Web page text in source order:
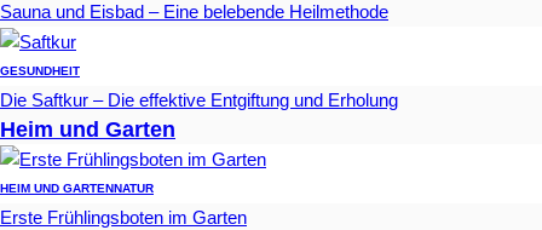
Sauna und Eisbad – Eine belebende Heilmethode
GESUNDHEIT
Die Saftkur – Die effektive Entgiftung und Erholung
Heim und Garten
HEIM UND GARTEN NATUR
Erste Frühlingsboten im Garten